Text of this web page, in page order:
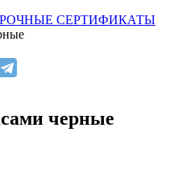
СЕРТИФИКАТЫ
черные